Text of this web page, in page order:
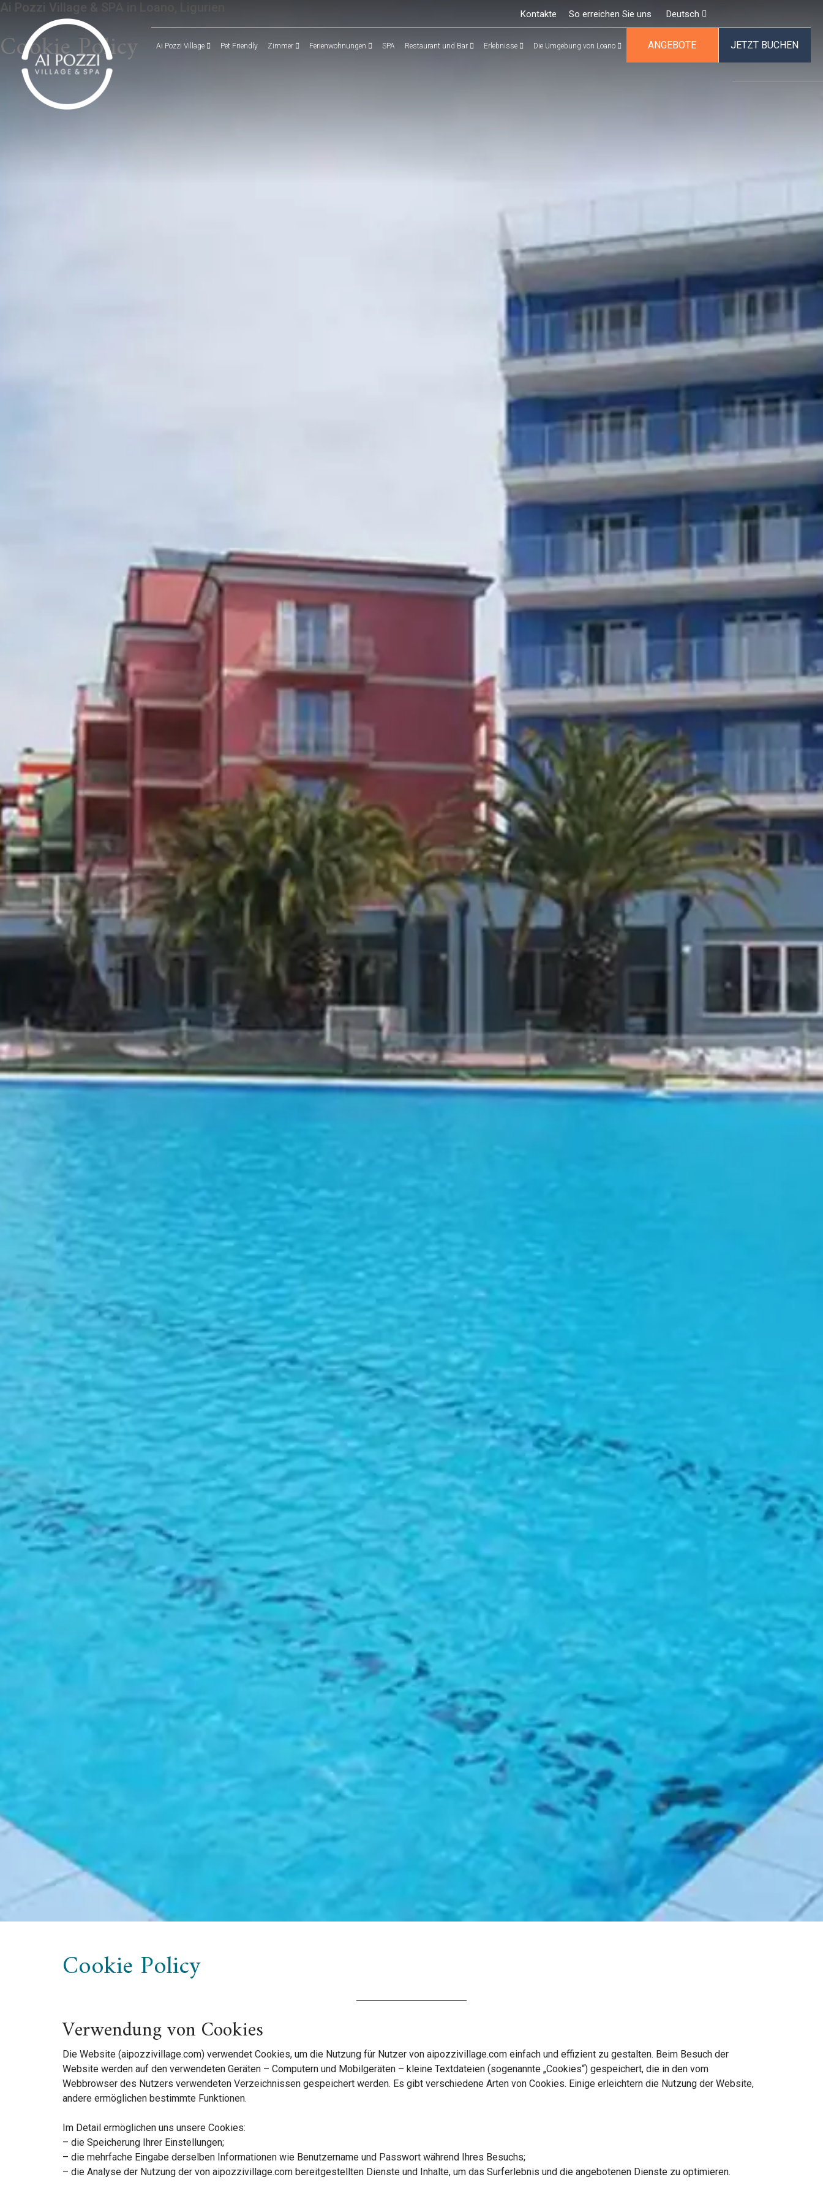
Kontakte So erreichen Sie uns Deutsch
Ai Pozzi Village Pet Friendly Zimmer Ferienwohnungen SPA Restaurant und Bar Erlebnisse Die Umgebung von Loano ANGEBOTE JETZT BUCHEN
Ai Pozzi Village & SPA in Loano, Ligurien
Cookie Policy
Cookie Policy
Verwendung von Cookies
Die Website (aipozzivillage.com) verwendet Cookies, um die Nutzung für Nutzer von aipozzivillage.com einfach und effizient zu gestalten. Beim Besuch der
Website werden auf den verwendeten Geräten – Computern und Mobilgeräten – kleine Textdateien (sogenannte „Cookies“) gespeichert, die in den vom
Webbrowser des Nutzers verwendeten Verzeichnissen gespeichert werden. Es gibt verschiedene Arten von Cookies. Einige erleichtern die Nutzung der Website,
andere ermöglichen bestimmte Funktionen.
Im Detail ermöglichen uns unsere Cookies:
– die Speicherung Ihrer Einstellungen;
– die mehrfache Eingabe derselben Informationen wie Benutzername und Passwort während Ihres Besuchs;
– die Analyse der Nutzung der von aipozzivillage.com bereitgestellten Dienste und Inhalte, um das Surferlebnis und die angebotenen Dienste zu optimieren.